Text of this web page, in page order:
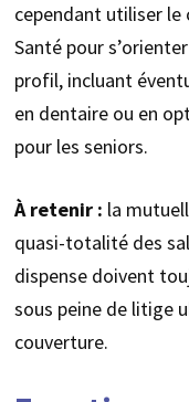
cependant utiliser le
Santé pour
profil, incluant
en dentaire ou en
pour les seniors.
À retenir : la
quasi-totalité des
dispense doivent
sous peine de litige
couverture.